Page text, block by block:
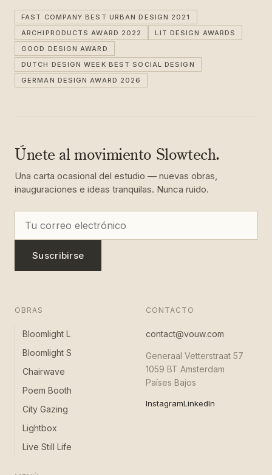
FAST COMPANY BEST URBAN DESIGN 2021
ARCHIPRODUCTS AWARD 2022
LIT DESIGN AWARDS
GOOD DESIGN AWARD
DUTCH DESIGN WEEK BEST SOCIAL DESIGN
GERMAN DESIGN AWARD 2026
Únete al movimiento Slowtech.
Una carta ocasional del estudio — nuevas obras,
inauguraciones e ideas tranquilas. Nunca ruido.
Suscribirse
OBRAS
Bloomlight L
Bloomlight S
Chairwave
Poem Booth
City Gazing
Lightbox
Live Still Life
CONTACTO
contact@vouw.com
Generaal Vetterstraat 57
1059 BT Amsterdam
Países Bajos
InstagramLinkedIn